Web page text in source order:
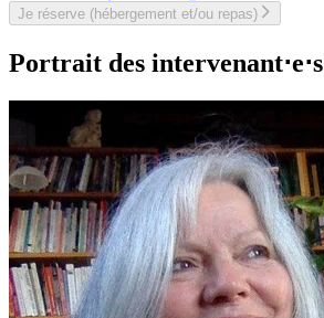
Je réserve (hébergement et/ou repas)
Portrait des intervenant⋅e⋅s